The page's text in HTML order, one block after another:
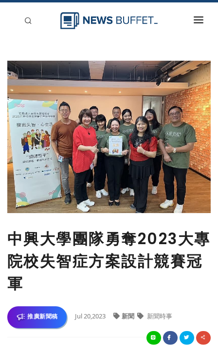
新聞稿分類
登入
刊登
中興大學團隊勇奪2023大專
院校失智症方案設計競賽冠
軍
推廣新聞稿 Jul 20,2023 新聞 新聞時事